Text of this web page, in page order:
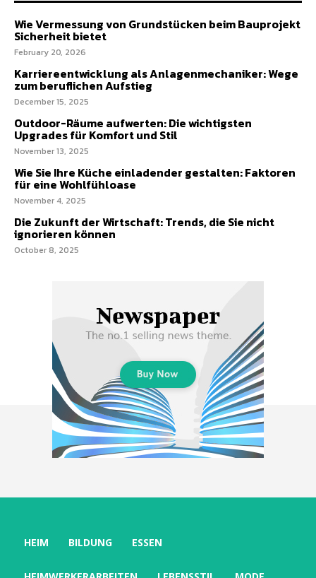
Wie Vermessung von Grundstücken beim Bauprojekt
Sicherheit bietet
February 20, 2026
Karriereentwicklung als Anlagenmechaniker: Wege
zum beruflichen Aufstieg
December 15, 2025
Outdoor-Räume aufwerten: Die wichtigsten
Upgrades für Komfort und Stil
November 13, 2025
Wie Sie Ihre Küche einladender gestalten: Faktoren
für eine Wohlfühloase
November 4, 2025
Die Zukunft der Wirtschaft: Trends, die Sie nicht
ignorieren können
October 8, 2025
HEIM BILDUNG ESSEN